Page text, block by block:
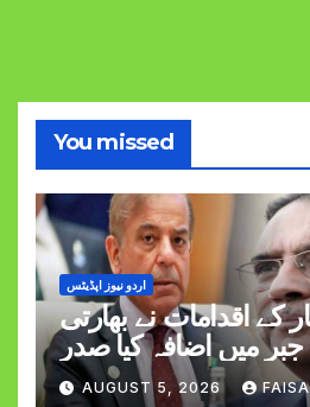
You missed
اردو نیوز اپڈیٹس
کے اقدامات نے بھارتی
میں اضافہ کیا صدر
وزیراعظم
AUGUST 5, 2026